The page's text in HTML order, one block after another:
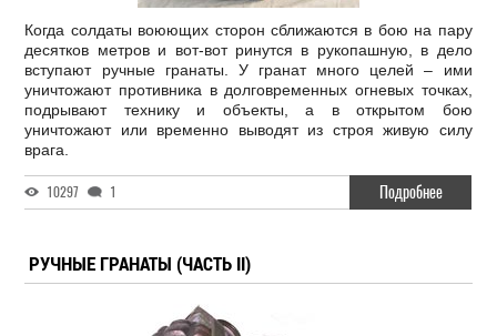
Когда солдаты воюющих сторон сближаются в бою на пару
десятков метров и вот-вот ринутся в рукопашную, в дело
вступают ручные гранаты. У гранат много целей – ими
уничтожают противника в долговременных огневых точках,
подрывают технику и объекты, а в открытом бою
уничтожают или временно выводят из строя живую силу
врага.
10297 1 Подробнее
РУЧНЫЕ ГРАНАТЫ (ЧАСТЬ II)